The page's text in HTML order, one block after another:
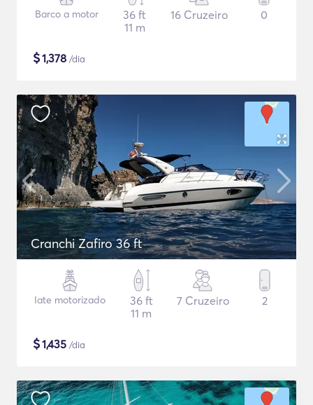
Barco a motor
36 ft
11 m
16 Cruzeiro 0
$1,378 /dia
Cranchi Zafiro 36 ft
Iate motorizado
36 ft
11 m
7 Cruzeiro 2
$1,435 /dia